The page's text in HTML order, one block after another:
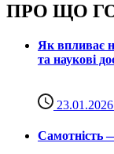
ПРО ЩО
Як впливає
та наукові
23.01.2026
Самотність